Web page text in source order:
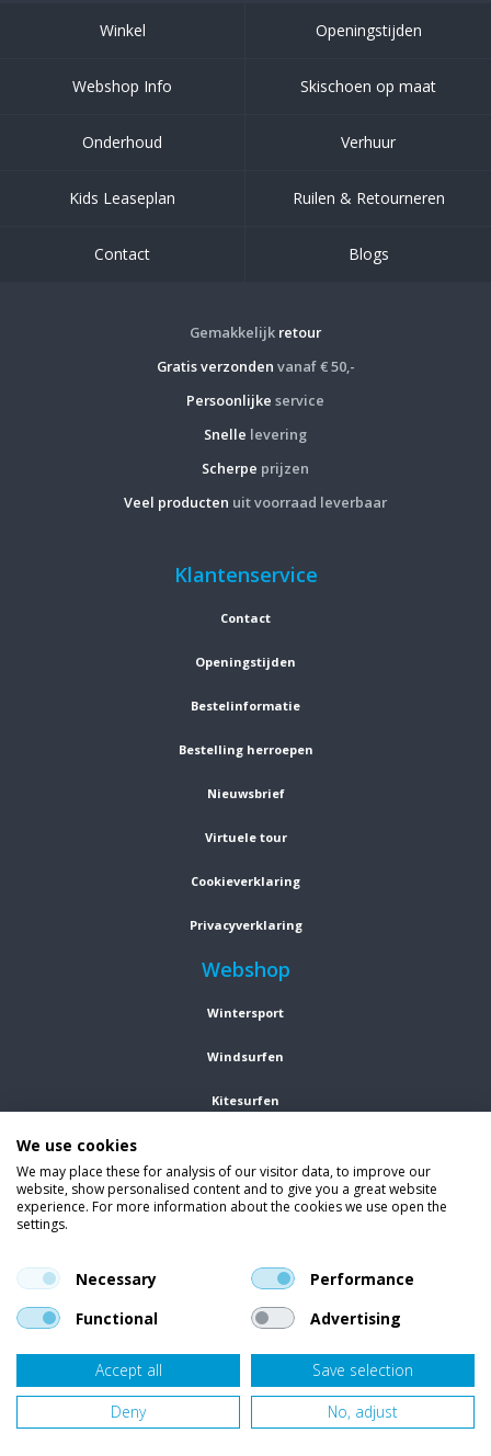
Winkel Openingstijden
Webshop Info Skischoen op maat
Onderhoud Verhuur
Kids Leaseplan Ruilen & Retourneren
Contact Blogs
Gemakkelijk retour
Gratis verzonden vanaf € 50,-
Persoonlijke service
Snelle levering
Scherpe prijzen
Veel producten uit voorraad leverbaar
Klantenservice
Contact
Openingstijden
Bestelinformatie
Bestelling herroepen
Nieuwsbrief
Virtuele tour
Cookieverklaring
Privacyverklaring
Webshop
Wintersport
Windsurfen
Kitesurfen
Kleding
Vind ons op social media
En blijf op de hoogte van trends, aanbiedingen en kortingsacties.
Onze klanten beoordelen Van Bellen Wind & Snowgemiddeld met een
op basis van455beoordelingen.
We use cookies
We may place these for analysis of our visitor data, to improve our
website, show personalised content and to give you a great website
experience. For more information about the cookies we use open the
settings.
Necessary
Performance
Functional
Advertising
Accept all
Save selection
Deny
No, adjust